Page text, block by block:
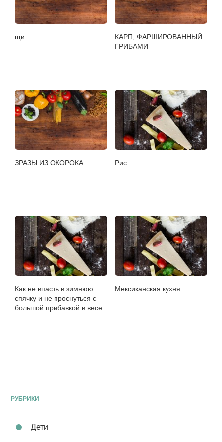
щи
КАРП, ФАРШИРОВАННЫЙ
ГРИБАМИ
ЗРАЗЫ ИЗ ОКОРОКА Рис
Как не впасть в зимнюю
спячку и не проснуться с
большой прибавкой в весе
Мексиканская кухня
РУБРИКИ
Дети